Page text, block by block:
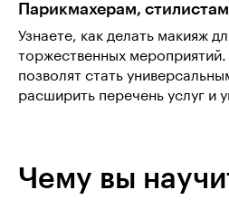
Парикмахерам,
Узнаете, как делать макияж
торжественных
позволят стать
расширить перечень услуг и
Чему вы